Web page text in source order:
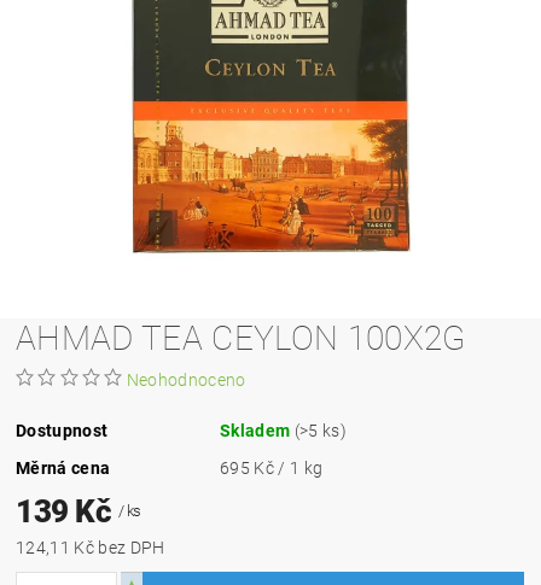
AHMAD TEA CEYLON 100X2G
Neohodnoceno
Dostupnost Skladem (>5 ks)
Měrná cena
695 Kč / 1 kg
139 Kč / ks
124,11 Kč bez DPH